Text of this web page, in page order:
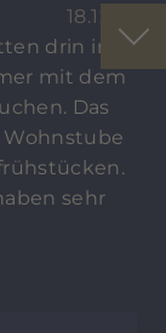
18.12.23
drin in
mit dem
Das
Wohnstube
sehr